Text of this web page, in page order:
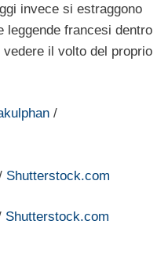
invece si estraggono
leggende francesi dentro
il volto del proprio
/
Shutterstock.com
Shutterstock.com